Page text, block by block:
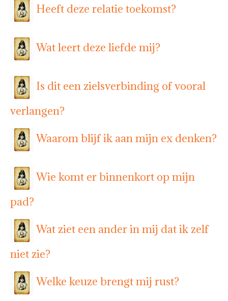
Heeft deze relatie toekomst?
Wat leert deze liefde mij?
Is dit een zielsverbinding of vooral
verlangen?
Waarom blijf ik aan mijn ex denken?
Wie komt er binnenkort op mijn
pad?
Wat ziet een ander in mij dat ik zelf
niet zie?
Welke keuze brengt mij rust?